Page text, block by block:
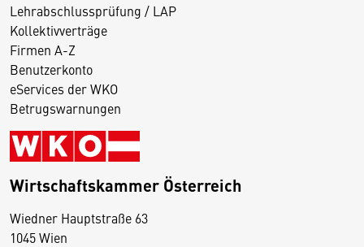
Lehrabschlussprüfung / LAP
Kollektivverträge
Firmen A-Z
Benutzerkonto
eServices der WKO
Betrugswarnungen
Wirtschaftskammer Österreich
Wiedner Hauptstraße 63
1045 Wien
D